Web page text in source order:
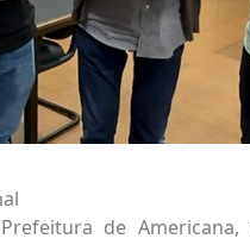
Prefeitura de Americana,